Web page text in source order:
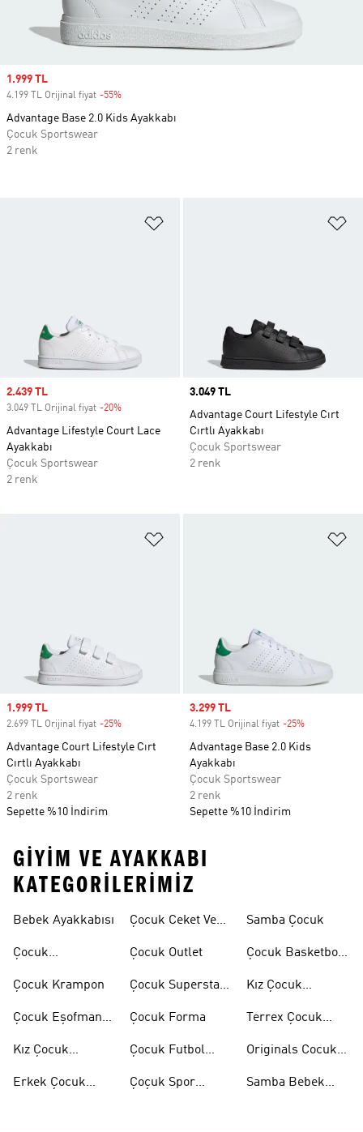
Sale price
2.439 TL
3.049 TL Orijinal fiyat -20%
Advantage Lifestyle Court Lace
Ayakkabı
Çocuk Sportswear
2 renk
Price
3.049 TL
Advantage Court Lifestyle Cırt
Cırtlı Ayakkabı
Çocuk Sportswear
2 renk
Sale price
1.999 TL
2.699 TL Orijinal fiyat -25%
Advantage Court Lifestyle Cırt
Cırtlı Ayakkabı
Çocuk Sportswear
2 renk
Sepette %10 İndirim
Sale price
3.299 TL
4.199 TL Orijinal fiyat -25%
Advantage Base 2.0 Kids
Ayakkabı
Çocuk Sportswear
2 renk
Sepette %10 İndirim
Sale price
1.999 TL
4.199 TL Orijinal fiyat -55%
Advantage Base 2.0 Kids Ayakkabı
Çocuk Sportswear
2 renk
GIYIM VE AYAKKABI
KATEGORILERIMIZ
Bebek Ayakkabısı
Çocuk
Çocuk Krampon
Çocuk Eşofman
Kız Çocuk
Erkek Çocuk
Çocuk Ceket Ve
Çocuk Outlet
Çocuk Superstar
Çocuk Forma
Çocuk Futbol
Çoçuk Spor
Samba Çocuk
Çocuk Basketbol
Kız Çocuk
Terrex Çocuk
Originals Cocuk
Samba Bebek